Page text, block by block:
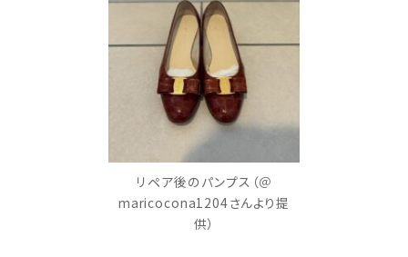
リペア後のパンプス（＠
maricocona1204さんより提
供）